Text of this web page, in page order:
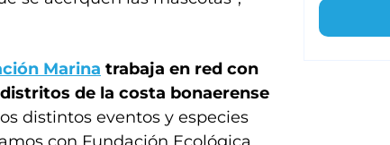
Marina trabaja en red con
de la costa bonaerense
distintos eventos y especies